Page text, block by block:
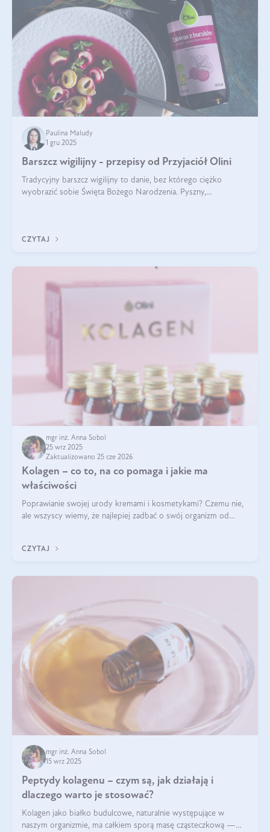
Paulina Maludy
1 gru 2025
Barszcz wigilijny - przepisy od Przyjaciół Olini
Tradycyjny barszcz wigilijny to danie, bez którego ciężko
wyobrazić sobie Święta Bożego Narodzenia. Pyszny,
CZYTAJ
mgr inż. Anna Sobol
25 wrz 2025
Zaktualizowano 25 cze 2026
Kolagen – co to, na co pomaga i jakie ma
właściwości
Poprawianie swojej urody kremami i kosmetykami? Czemu nie,
ale wszyscy wiemy, że najlepiej zadbać o swój organizm od
wysokiej jakości suplem
CZYTAJ
mgr inż. Anna Sobol
15 wrz 2025
Peptydy kolagenu – czym są, jak działają i
dlaczego warto je stosować?
Kolagen jako białko budulcowe, naturalnie występujące w
naszym organizmie, ma całkiem sporą masę cząsteczkową —